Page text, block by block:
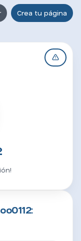
Crea tu página